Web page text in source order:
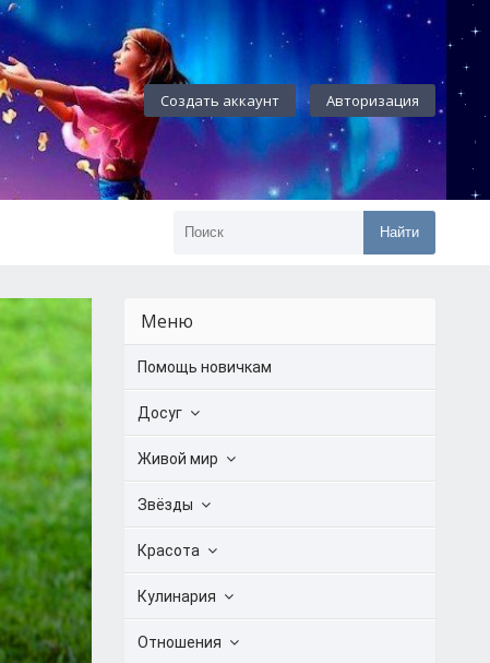
Создать аккаунт Авторизация
Найти
Меню
Помощь новичкам
Досуг
Живой мир
Звёзды
Красота
Кулинария
Отношения